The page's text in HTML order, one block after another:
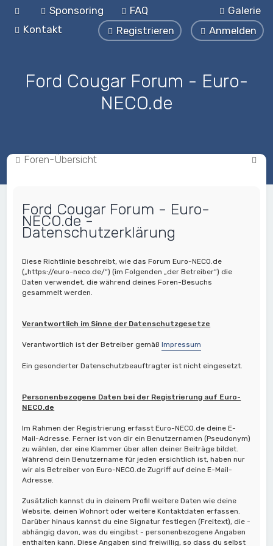
Galerie
Sponsoring
FAQ
Kontakt
Anmelden
Registrieren
Ford Cougar Forum - Euro-
NECO.de
Foren-Übersicht
S
Ford Cougar Forum - Euro-
NECO.de -
Datenschutzerklärung
Diese Richtlinie beschreibt, wie das Forum Euro-NECO.de
(„https://euro-neco.de/“) (im Folgenden „der Betreiber“) die
Daten verwendet, die während deines Foren-Besuchs
gesammelt werden.
Verantwortlich im Sinne der Datenschutzgesetze
Verantwortlich ist der Betreiber gemäßImpressum
Ein gesonderter Datenschutzbeauftragter ist nicht eingesetzt.
Personenbezogene Daten bei der Registrierung auf Euro-
NECO.de
Im Rahmen der Registrierung erfasst Euro-NECO.de deine E-
Mail-Adresse. Ferner ist von dir ein Benutzernamen (Pseudonym)
zu wählen, der eine Klammer über allen deiner Beiträge bildet.
Während dein Benutzername für jeden ersichtlich ist, haben nur
wir als Betreiber von Euro-NECO.de Zugriff auf deine E-Mail-
Adresse.
Zusätzlich kannst du in deinem Profil weitere Daten wie deine
Website, deinen Wohnort oder weitere Kontaktdaten erfassen.
Darüber hinaus kannst du eine Signatur festlegen (Freitext), die -
abhängig davon, was du eingibst - personenbezogene Angaben
enthalten kann. Diese Angaben sind freiwillig, so dass du selbst